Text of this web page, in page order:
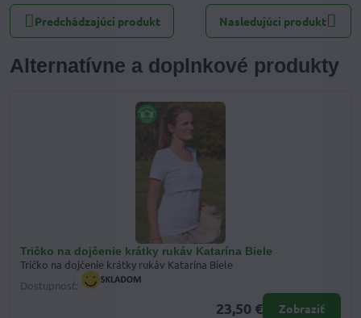
Predchádzajúci produkt Nasledujúci produkt
Alternatívne a doplnkové produkty
Tričko na dojčenie krátky rukáv Katarína Biele
Tričko na dojčenie krátky rukáv Katarína Biele
Dostupnosť:
23,50 € Zobraziť